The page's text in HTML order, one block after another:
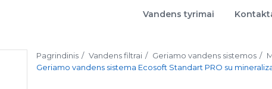
Vandens tyrimai
Pagrindinis Vandens filtrai Geriamo vandens sistemos
Geriamo vandens sistema Ecosoft Standart PRO su